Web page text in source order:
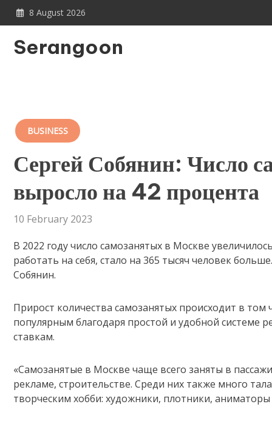
Skip
8 August 2026
Serangoon
BUSINESS
Сергей Собянин: Число
выросло на 42 процента
10 February 2023
В 2022 году число самозанятых в Москве
работать на себя, стало на 365 тысяч человек
Собянин.
Прирост количества самозанятых происходит в том
популярным благодаря простой и удобной системе
ставкам.
«Самозанятые в Москве чаще всего заняты в
рекламе, строительстве. Среди них также много
творческим хобби: художники, плотники,